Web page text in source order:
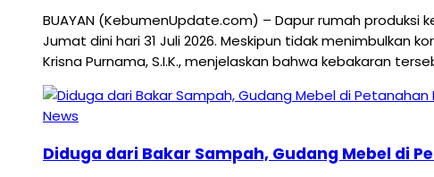
BUAYAN (KebumenUpdate.com) – Dapur rumah produksi
Jumat dini hari 31 Juli 2026. Meskipun tidak menimbulkan
Krisna Purnama, S.I.K., menjelaskan bahwa kebakaran
News
Diduga dari Bakar Sampah, Gudang Mebel di